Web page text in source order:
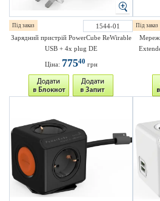
Під заказ
1544-01
Зарядний пристрій PowerCube ReWirable
USB + 4x plug DE
Ціна: 77540 грн
Під заказ